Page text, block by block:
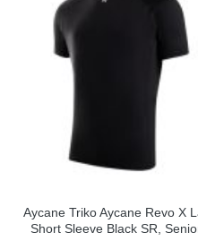
Aycane Triko Aycane Revo X
Short Sleeve Black SR,